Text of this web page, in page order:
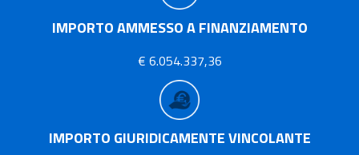
IMPORTO AMMESSO A FINANZIAMENTO
€ 6.054.337,36
IMPORTO GIURIDICAMENTE VINCOLANTE